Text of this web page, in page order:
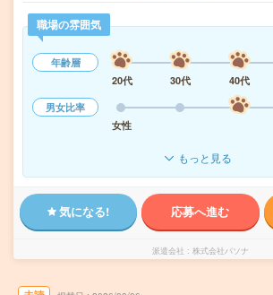
職場の雰囲気
年齢層
20代
30代 40代
男女比率
女性
もっと見る
気になる! 応募へ進む
派遣会社 株式会社パソナ